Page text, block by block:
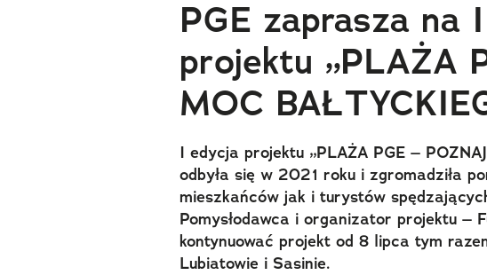
PGE zaprasza na
projektu „PLAŻA
MOC
I edycja projektu „PLAŻA PGE –
odbyła się w 2021 roku i zgromadziła
mieszkańców jak i turystów
Pomysłodawca i organizator projektu –
kontynuować projekt od 8 lipca tym
Lubiatowie i Sasinie.